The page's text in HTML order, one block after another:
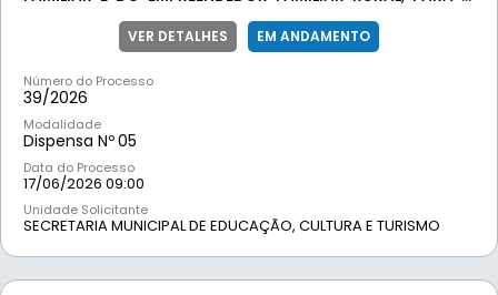
ALIMENTAÇÃO ESCOLAR.
VER DETALHES EM ANDAMENTO
Número do Processo
39/2026
Modalidade
Dispensa Nº05
Data do Processo
17/06/2026 09:00
Unidade Solicitante
SECRETARIA MUNICIPAL DE EDUCAÇÃO, CULTURA E TURISMO